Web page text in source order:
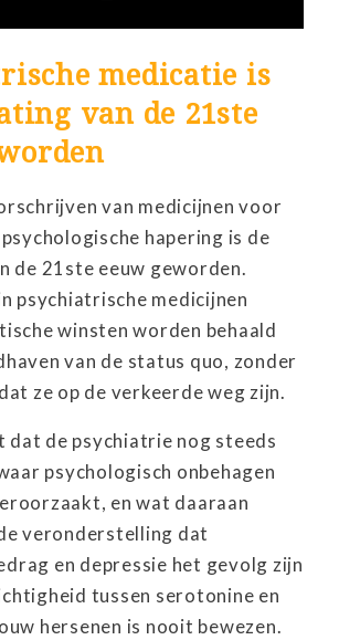
medicatie is
van de 21ste
van medicijnen voor
hapering is de
de 21ste eeuw geworden.
psychiatrische medicijnen
winsten worden behaald
van de status quo, zonder
ze op de verkeerde weg zijn.
dat de psychiatrie nog steeds
psychologisch onbehagen
en wat daaraan
veronderstelling dat
en depressie het gevolg zijn
tussen serotonine en
hersenen is nooit bewezen.